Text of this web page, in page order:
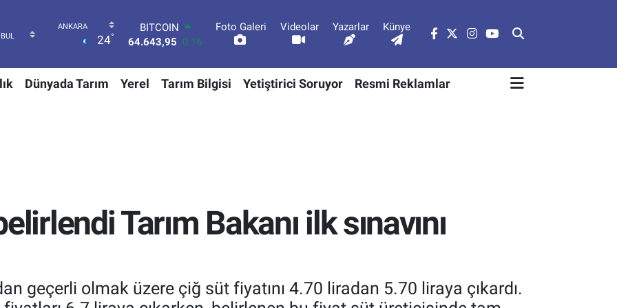
24°
DOLAR
47,6704
0
55,0406 -0.08
STERLİN
Foto Galeri Videolar Yazarlar Künye
Dünyada Tarım Yerel Tarım Bilgisi Yetiştirici Soruyor Resmi Reklamlar
Tarım Bakanı ilk sınavını
geçerli olmak üzere çiğ süt fiyatını 4.70 liradan 5.70 liraya çıkardı.